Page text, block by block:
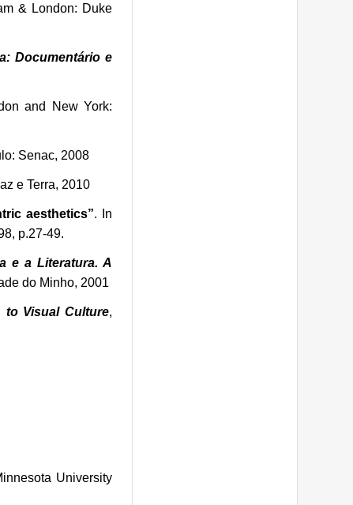
& London: Duke
Documentário e
and New York:
Senac, 2008
e Terra, 2010
aesthetics”. In
p.27-49.
e a Literatura. A
do Minho, 2001
Visual Culture,
University